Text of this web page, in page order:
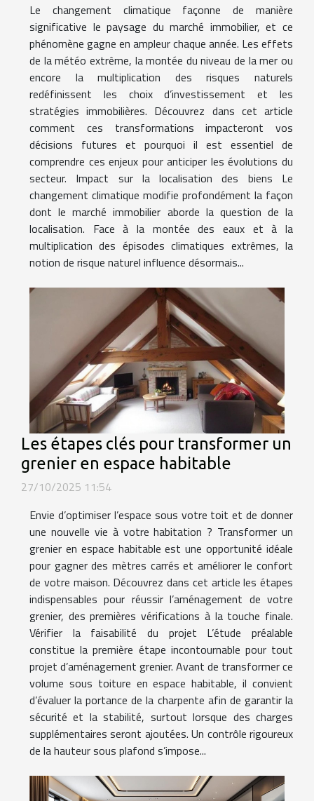
Le changement climatique façonne de manière
significative le paysage du marché immobilier, et ce
phénomène gagne en ampleur chaque année. Les effets
de la météo extrême, la montée du niveau de la mer ou
encore la multiplication des risques naturels
redéfinissent les choix d’investissement et les
stratégies immobilières. Découvrez dans cet article
comment ces transformations impacteront vos
décisions futures et pourquoi il est essentiel de
comprendre ces enjeux pour anticiper les évolutions du
secteur. Impact sur la localisation des biens Le
changement climatique modifie profondément la façon
dont le marché immobilier aborde la question de la
localisation. Face à la montée des eaux et à la
multiplication des épisodes climatiques extrêmes, la
notion de risque naturel influence désormais...
Les étapes clés pour transformer un
grenier en espace habitable
27/10/2025 11:54
Envie d’optimiser l’espace sous votre toit et de donner
une nouvelle vie à votre habitation ? Transformer un
grenier en espace habitable est une opportunité idéale
pour gagner des mètres carrés et améliorer le confort
de votre maison. Découvrez dans cet article les étapes
indispensables pour réussir l’aménagement de votre
grenier, des premières vérifications à la touche finale.
Vérifier la faisabilité du projet L’étude préalable
constitue la première étape incontournable pour tout
projet d’aménagement grenier. Avant de transformer ce
volume sous toiture en espace habitable, il convient
d’évaluer la portance de la charpente afin de garantir la
sécurité et la stabilité, surtout lorsque des charges
supplémentaires seront ajoutées. Un contrôle rigoureux
de la hauteur sous plafond s’impose...